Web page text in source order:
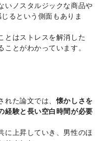
いノスタルジックな商品や
るという側面もありま
とはストレスを解消した
とがわかっています。
れた論文では、懐かしさを
経験と長い空白時間が必要
に上昇していき、男性のほ